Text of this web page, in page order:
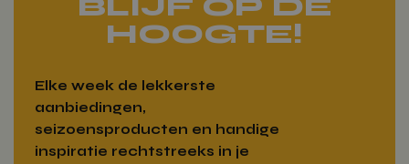
BLIJF OP DE
HOOGTE!
Elke week de lekkerste
aanbiedingen,
seizoensproducten en handige
inspiratie rechtstreeks in je